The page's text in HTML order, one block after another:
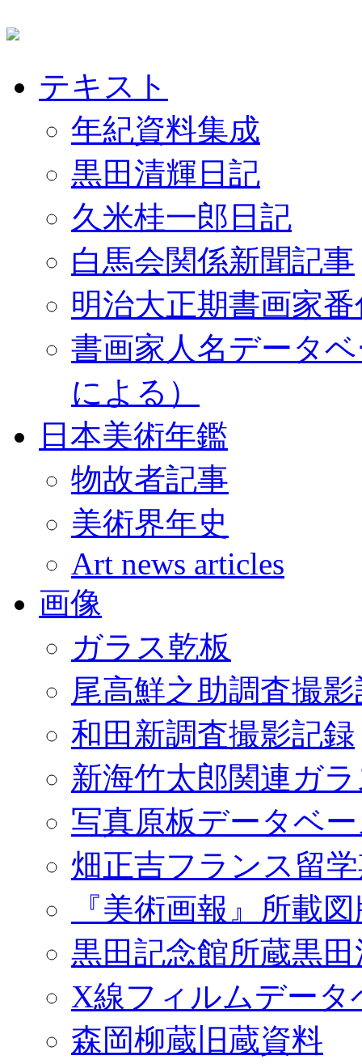
テキスト
年紀資料集成
黒田清輝日記
久米桂一郎日記
白馬会関係新聞記事
明治大正期書画家
書画家人名データ
による）
日本美術年鑑
物故者記事
美術界年史
Art news articles
画像
ガラス乾板
尾高鮮之助調査撮
和田新調査撮影記録
新海竹太郎関連ガ
写真原板データベ
畑正吉フランス留
『美術画報』所載
黒田記念館所蔵黒
X線フィルムデータ
森岡柳蔵旧蔵資料